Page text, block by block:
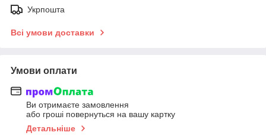
Укрпошта
Всі умови доставки
Умови оплати
Ви отримаєте замовлення
або гроші повернуться на вашу картку
Детальніше